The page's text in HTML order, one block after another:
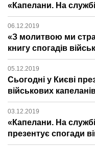
«Капелани. На службі
06.12.2019
«З молитвою ми
книгу спогадів
05.12.2019
Сьогодні у Києві
військових
03.12.2019
«Капелани. На службі
презентує спогади